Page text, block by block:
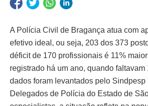
A Polícia Civil de Bragança atua com
efetivo ideal, ou seja, 203 dos 373
déficit de 170 profissionais é 11%
registrado há um ano, quando
dados foram levantados pelo
Delegados de Polícia do Estado de